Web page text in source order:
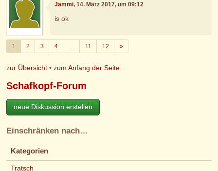
Jammi, 14. März 2017, um 09:12
is ok
1 2 3 4 … 11 12 »Weiter
zur Übersicht •zum Anfang der Seite
Schafkopf-Forum
neue Diskussion erstellen
Einschränken nach…
Kategorien
Tratsch